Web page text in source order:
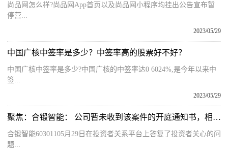
尚品网怎么样?尚品网App首页以及尚品网小程序均挂出公告宣布暂
停营...
2023/05/29
中国广核中签率是多少？中签率高的股票好不好？
中国广核中签率是多少?中国广核的中签率达0 6024%,是今年以来中
签...
2023/05/29
聚焦：合锻智能： 公司暂未收到该案件的开庭通知书，相关案件进展
合锻智能60301105月29日在投资者关系平台上答复了投资者关心的问
题...